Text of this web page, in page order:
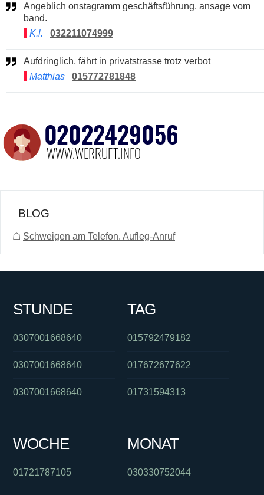
Angeblich onstagramm geschäftsführung. ansage vom
band.
K.l.
032211074999
Aufdringlich, fährt in privatstrasse trotz verbot
Matthias
015772781848
BLOG
☖ Schweigen am Telefon. Aufleg-Anruf
STUNDE
0307001668640
0307001668640
0307001668640
TAG
015792479182
017672677622
01731594313
WOCHE
01721787105
MONAT
030330752044